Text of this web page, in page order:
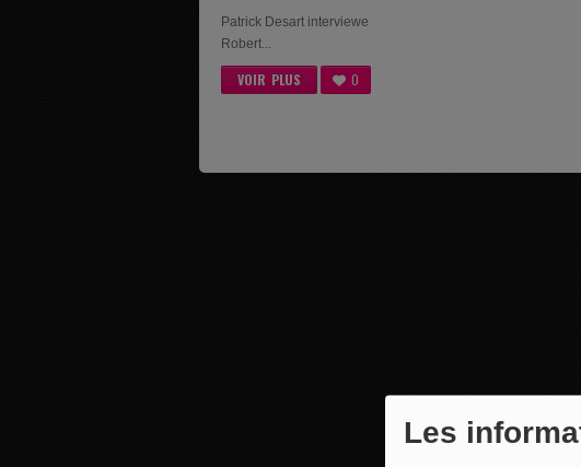
Les
Patrick Desart interviewe
Robert...
VOIR PLUS 0